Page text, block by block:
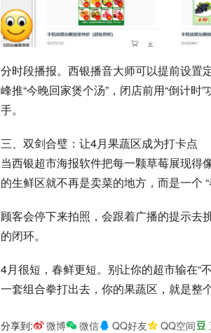
分时段播报。西银播音大师可以提前设置
峰推“今晚回家煲个汤”，闭店前用“倒计
手。
三、双剑合璧：让4月果蔬区成为打卡点
当西银超市海报软件把每一颗草莓展现得
的生鲜区就不再是卖菜的地方，而是一个 “
顾客会停下来拍照，会跟着广播的提示去
的闭环。
4月很短，春鲜更短。别让你的超市输在“
一套组合拳打出去，你的果蔬区，就是整
分享到: 微博 微信 QQ好友 QQ空间